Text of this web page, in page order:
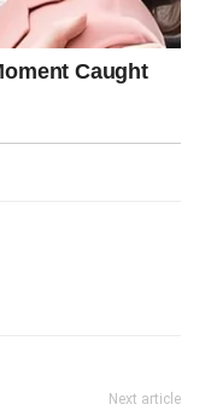
Next article